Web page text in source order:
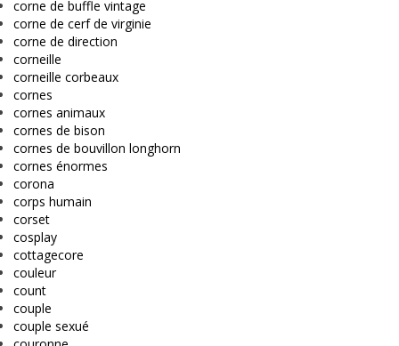
corne de buffle vintage
corne de cerf de virginie
corne de direction
corneille
corneille corbeaux
cornes
cornes animaux
cornes de bison
cornes de bouvillon longhorn
cornes énormes
corona
corps humain
corset
cosplay
cottagecore
couleur
count
couple
couple sexué